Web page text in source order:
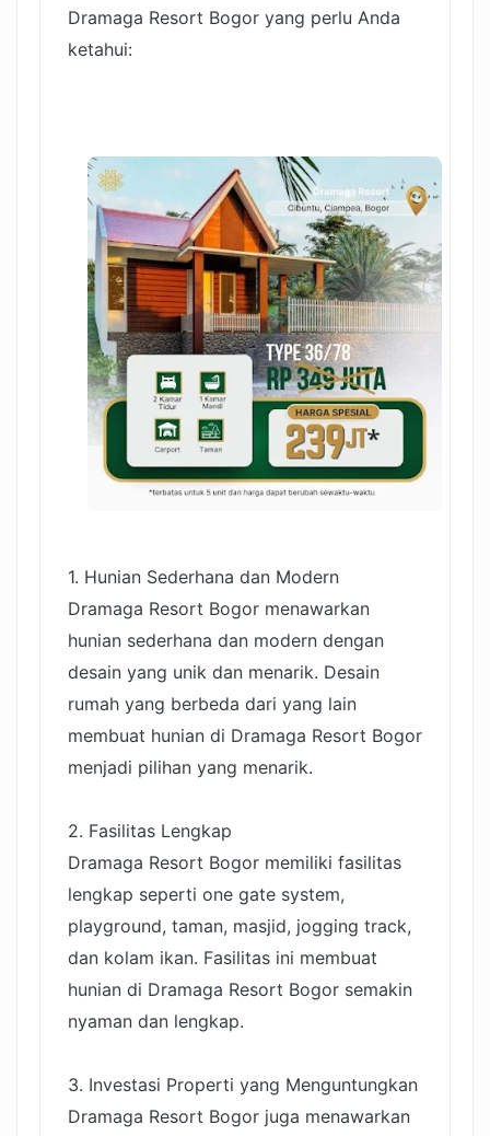
Dramaga Resort Bogor yang perlu Anda
ketahui:
1. Hunian Sederhana dan Modern
Dramaga Resort Bogor menawarkan
hunian sederhana dan modern dengan
desain yang unik dan menarik. Desain
rumah yang berbeda dari yang lain
membuat hunian di Dramaga Resort Bogor
menjadi pilihan yang menarik.
2. Fasilitas Lengkap
Dramaga Resort Bogor memiliki fasilitas
lengkap seperti one gate system,
playground, taman, masjid, jogging track,
dan kolam ikan. Fasilitas ini membuat
hunian di Dramaga Resort Bogor semakin
nyaman dan lengkap.
3. Investasi Properti yang Menguntungkan
Dramaga Resort Bogor juga menawarkan